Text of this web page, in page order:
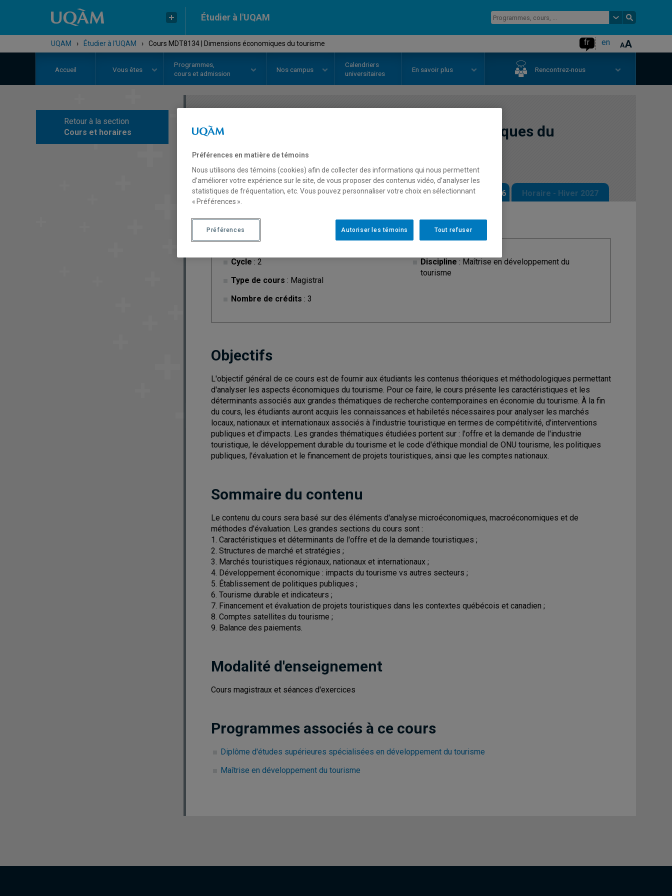
Étudier à l'UQAM
UQAM › Étudier à l'UQAM › Cours MDT8134 | Dimensions économiques du tourisme fr en
Accueil Vous êtes
Programmes,
cours et admission
Nos campus
Calendriers
universitaires
En savoir plus Rencontrez-nous
Retour à la section
Cours et horaires
COURS
Dimensions économiques du
tourisme
Description Horaire - Été 2026 Horaire - Automne 2026 Horaire - Hiver 2027
Cycle : 2
Type de cours : Magistral
Nombre de crédits : 3
Discipline : Maîtrise en développement du
tourisme
Objectifs
L'objectif général de ce cours est de fournir aux étudiants les contenus théoriques et méthodologiques permettant
d'analyser les aspects économiques du tourisme. Pour ce faire, le cours présente les caractéristiques et les
déterminants associés aux grandes thématiques de recherche contemporaines en économie du tourisme. À la fin
du cours, les étudiants auront acquis les connaissances et habiletés nécessaires pour analyser les marchés
locaux, nationaux et internationaux associés à l'industrie touristique en termes de compétitivité, d'interventions
publiques et d'impacts. Les grandes thématiques étudiées portent sur : l'offre et la demande de l'industrie
touristique, le développement durable du tourisme et le code d'éthique mondial de ONU tourisme, les politiques
publiques, l'évaluation et le financement de projets touristiques, ainsi que les comptes nationaux.
Sommaire du contenu
Le contenu du cours sera basé sur des éléments d'analyse microéconomiques, macroéconomiques et de
méthodes d'évaluation. Les grandes sections du cours sont :
1. Caractéristiques et déterminants de l'offre et de la demande touristiques ;
2. Structures de marché et stratégies ;
3. Marchés touristiques régionaux, nationaux et internationaux ;
4. Développement économique : impacts du tourisme vs autres secteurs ;
5. Établissement de politiques publiques ;
6. Tourisme durable et indicateurs ;
7. Financement et évaluation de projets touristiques dans les contextes québécois et canadien ;
8. Comptes satellites du tourisme ;
9. Balance des paiements.
Modalité d'enseignement
Cours magistraux et séances d'exercices
Programmes associés à ce cours
Diplôme d'études supérieures spécialisées en développement du tourisme
Maîtrise en développement du tourisme
Préférences en matière de témoins
Nous utilisons des témoins (cookies) afin de collecter des informations qui nous permettent
d’améliorer votre expérience sur le site, de vous proposer des contenus vidéo, d’analyser les
statistiques de fréquentation, etc. Vous pouvez personnaliser votre choix en sélectionnant
« Préférences ».
Tout refuser
Autoriser les témoins
Préférences